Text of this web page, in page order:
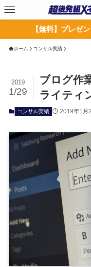
【無料】プレゼ
ホーム コンサル実績
ブログ作
ライティ
2019
1/29
コンサル実績 2019年1月